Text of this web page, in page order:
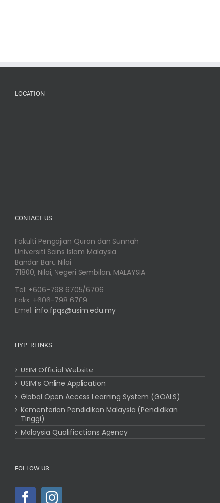
LOCATION
CONTACT US
Fakulti Pengajian Quran dan Sunnah
Universiti Sains Islam Malaysia
Bandar Baru Nilai
71800, Nilai, Negeri Sembilan, MALAYSIA
Tel: +606-798 6705/6706
Faks: +606-798 6709
Emel: info.fpqs@usim.edu.my
HYPERLINKS
USIM Official Website
USIM’s Online Application
Global Open Access Learning System (GOALS)
Kementerian Pendidikan Malaysia (Pendidikan
Tinggi)
Malaysia Qualifications Agency
FOLLOW US